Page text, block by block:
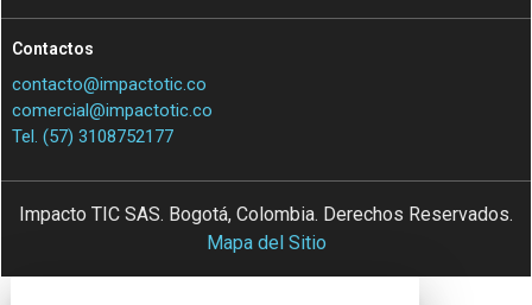
Contactos
contacto@impactotic.co
comercial@impactotic.co
Tel. (57) 3108752177
Impacto TIC SAS. Bogotá, Colombia. Derechos Reservados.
Mapa del Sitio